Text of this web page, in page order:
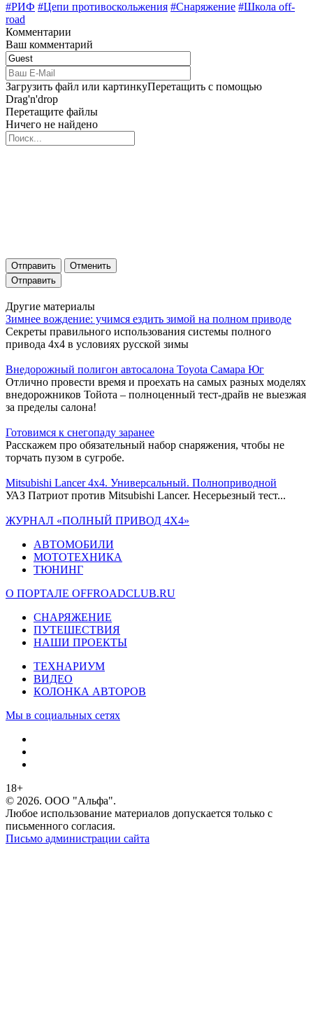
#РИФ #Цепи противоскольжения #Снаряжение #Школа off-
road
Комментарии
Ваш комментарий
Загрузить файл или картинкуПеретащить с помощью
Drag'n'drop
Перетащите файлы
Ничего не найдено
Отправить Отменить
Другие материалы
Зимнее вождение: учимся ездить зимой на полном приводе
Секреты правильного использования системы полного
привода 4х4 в условиях русской зимы
Внедорожный полигон автосалона Toyota Самара Юг
Отлично провести время и проехать на самых разных моделях
внедорожников Тойота – полноценный тест-драйв не выезжая
за пределы салона!
Готовимся к снегопаду заранее
Расскажем про обязательный набор снаряжения, чтобы не
торчать пузом в сугробе.
Mitsubishi Lancer 4х4. Универсальный. Полноприводной
УАЗ Патриот против Mitsubishi Lancer. Несерьезный тест...
ЖУРНАЛ «ПОЛНЫЙ ПРИВОД 4Х4»
АВТОМОБИЛИ
МОТОТЕХНИКА
ТЮНИНГ
О ПОРТАЛЕ OFFROADCLUB.RU
СНАРЯЖЕНИЕ
ПУТЕШЕСТВИЯ
НАШИ ПРОЕКТЫ
ТЕХНАРИУМ
ВИДЕО
КОЛОНКА АВТОРОВ
Мы в социальных сетях
18+
© 2026. ООО "Альфа".
Любое использование материалов допускается только с
письменного согласия.
Письмо администрации сайта